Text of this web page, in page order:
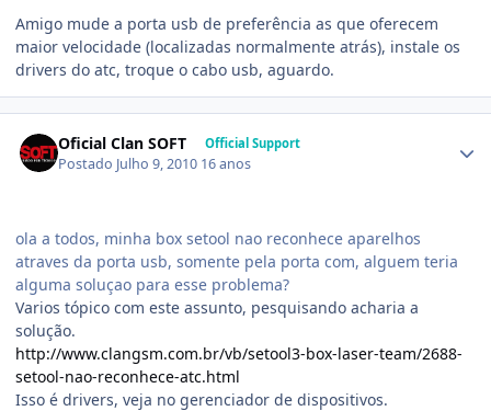
Amigo mude a porta usb de preferência as que oferecem
maior velocidade (localizadas normalmente atrás), instale os
drivers do atc, troque o cabo usb, aguardo.
Oficial Clan SOFT Official Support
Postado Julho 9, 2010 16 anos
ola a todos, minha box setool nao reconhece aparelhos
atraves da porta usb, somente pela porta com, alguem teria
alguma soluçao para esse problema?
Varios tópico com este assunto, pesquisando acharia a
solução.
http://www.clangsm.com.br/vb/setool3-box-laser-team/2688-
setool-nao-reconhece-atc.html
Isso é drivers, veja no gerenciador de dispositivos.